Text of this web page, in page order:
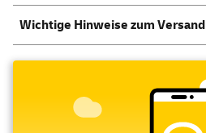
Wichtige Hinweise zum Versand